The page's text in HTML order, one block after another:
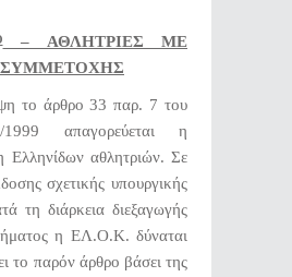
– ΑΘΛΗΤΡΙΕΣ ΜΕ
ΣΥΜΜΕΤΟΧΗΣ
το άρθρο 33 παρ. 7 του
απαγορεύεται η
Ελληνίδων αθλητριών. Σε
σχετικής υπουργικής
τη διάρκεια διεξαγωγής
η ΕΛ.Ο.Κ. δύναται
το παρόν άρθρο βάσει της